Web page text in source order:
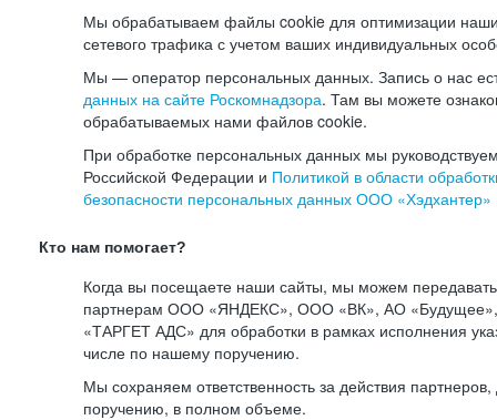
Мы обрабатываем файлы cookie для оптимизации
сетевого трафика с учетом ваших индивидуальных
Мы — оператор персональных данных. Запись о нас
данных на сайте Роскомнадзора. Там вы можете
обрабатываемых нами файлов cookie.
При обработке персональных данных мы
Российской Федерации и Политикой в области
безопасности персональных данных ООО «Хэдхантер»
Кто нам помогает?
Когда вы посещаете наши сайты, мы можем
партнерам ООО «ЯНДЕКС», ООО «ВК», АО
«ТАРГЕТ АДС» для обработки в рамках исполнения
числе по нашему поручению.
Мы сохраняем ответственность за действия
поручению, в полном объеме.